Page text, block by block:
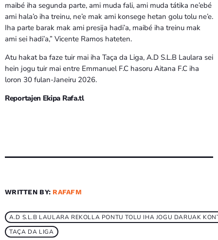
maibé iha segunda parte, ami muda fali, ami muda tátika ne’ebé
ami hala’o iha treinu, ne’e mak ami konsege hetan golu tolu ne’e.
Iha parte barak mak ami presija hadi’a, maibé iha treinu mak
ami sei hadi’a,” Vicente Ramos hateten.
Atu hakat ba faze tuir mai iha Taça da Liga, A.D S.L.B Laulara sei
hein jogu tuir mai entre Emmanuel F.C hasoru Aitana F.C iha
loron 30 fulan-Janeiru 2026.
Reportajen Ekipa Rafa.tl
WRITTEN BY: RAFAFM
A.D S.L.B LAULARA REKOLLA PONTU TOLU IHA JOGU DARUAK
TAÇA DA LIGA